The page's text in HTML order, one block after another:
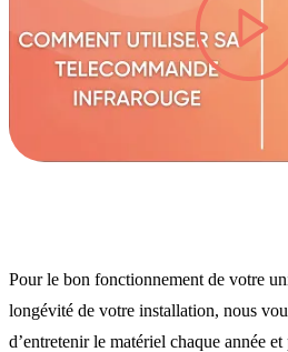
lire
Pour le bon fonctionnement de votre
longévité de votre installation, nous
d’entretenir le matériel chaque année